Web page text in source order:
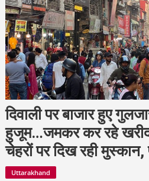
दिवाली पर बाजार हुए
हुजूम…जमकर कर रहे
चेहरों पर दिख रही मुस्कान,
Uttarakhand